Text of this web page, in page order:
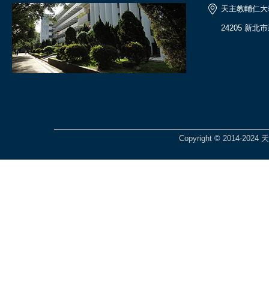
天主教輔仁
24205 新北
Copyright © 2014-2024